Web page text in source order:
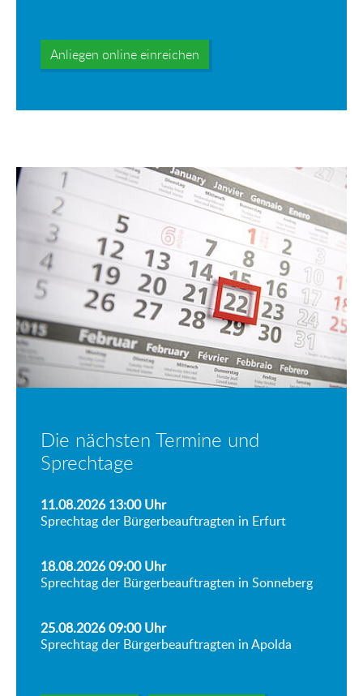
Anliegen online einreichen
Die nächsten Termine und
Sprechtage
11.08.2026 13:00Uhr
Sprechtag der Bürgerbeauftragten in Erfurt
18.08.2026 09:00Uhr
Sprechtag der Bürgerbeauftragten in Sonneberg
25.08.2026 09:00Uhr
Sprechtag der Bürgerbeauftragten in Apolda